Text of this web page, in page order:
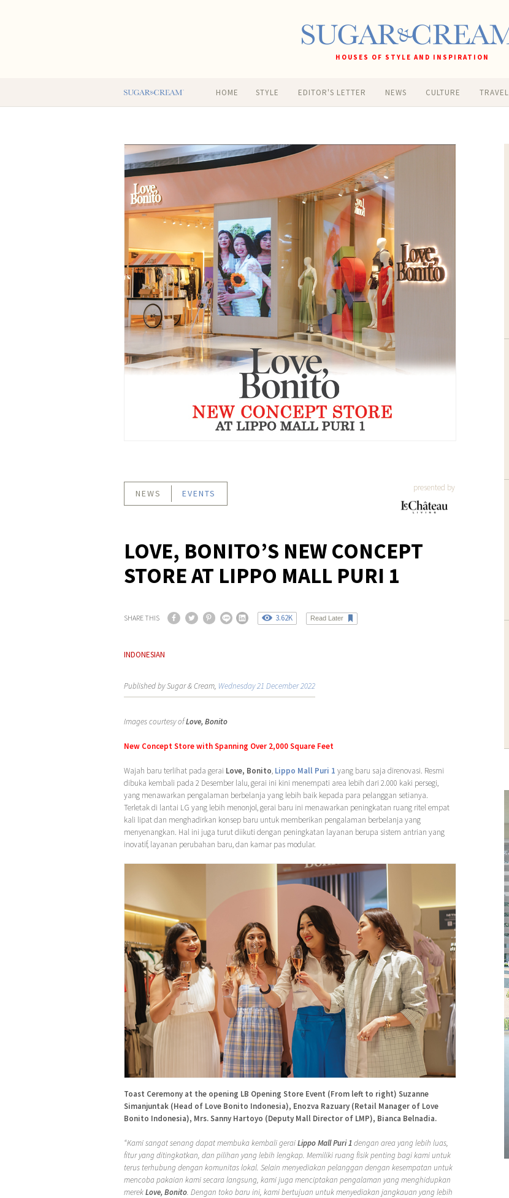
HOUSES OF STYLE AND INSPIRATION
HOME STYLE EDITOR'S LETTER NEWS CULTURE TRAVEL
NEWS EVENTS
presented by
LOVE, BONITO’S NEW CONCEPT
STORE AT LIPPO MALL PURI 1
SHARE THIS 3.62K Read Later
INDONESIAN
Published by Sugar & Cream, Wednesday 21 December 2022
Images courtesy ofLove, Bonito
New Concept Store with Spanning Over 2,000 Square Feet
Wajah baru terlihat pada gerai Love, Bonito, Lippo Mall Puri 1 yang baru saja direnovasi. Resmi
dibuka kembali pada 2 Desember lalu, gerai ini kini menempati area lebih dari 2.000 kaki persegi,
yang menawarkan pengalaman berbelanja yang lebih baik kepada para pelanggan setianya.
Terletak di lantai LG yang lebih menonjol, gerai baru ini menawarkan peningkatan ruang ritel empat
kali lipat dan menghadirkan konsep baru untuk memberikan pengalaman berbelanja yang
menyenangkan. Hal ini juga turut diikuti dengan peningkatan layanan berupa sistem antrian yang
inovatif, layanan perubahan baru, dan kamar pas modular.
Toast Ceremony at the opening LB Opening Store Event (From left to right) Suzanne
Simanjuntak (Head of Love Bonito Indonesia), Enozva Razuary (Retail Manager of Love
Bonito Indonesia), Mrs. Sanny Hartoyo (Deputy Mall Director of LMP), Bianca Belnadia.
“Kami sangat senang dapat membuka kembali geraiLippo Mall Puri 1 dengan area yang lebih luas,
fitur yang ditingkatkan, dan pilihan yang lebih lengkap. Memiliki ruang fisik penting bagi kami untuk
terus terhubung dengan komunitas lokal. Selain menyediakan pelanggan dengan kesempatan untuk
mencoba pakaian kami secara langsung, kami juga menciptakan pengalaman yang menghidupkan
merekLove, Bonito. Dengan toko baru ini, kami bertujuan untuk menyediakan jangkauan yang lebih